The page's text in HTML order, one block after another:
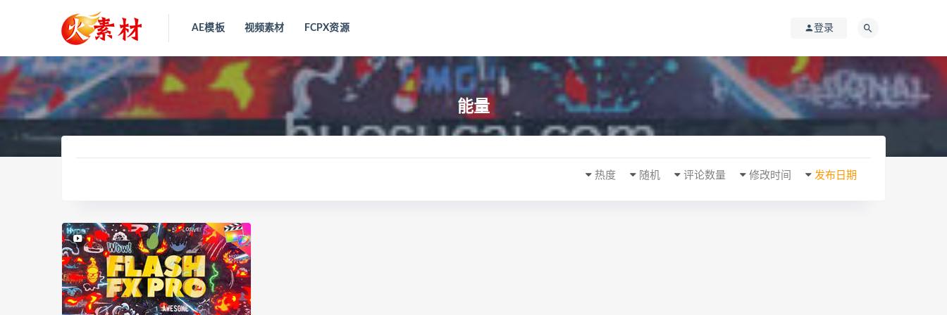
AE模板 视频素材 FCPX资源 登录
能量
发布日期
修改时间
评论数量
随机
热度